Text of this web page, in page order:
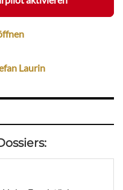
Laurin